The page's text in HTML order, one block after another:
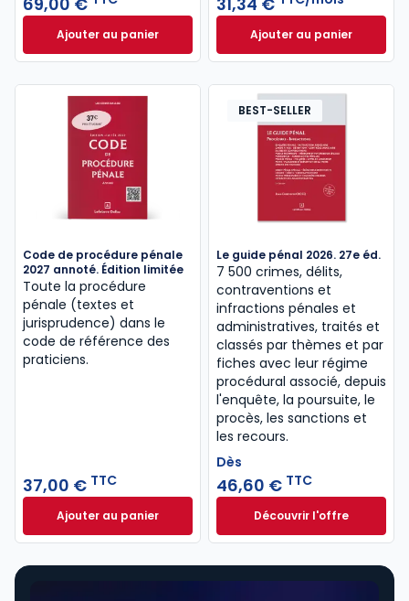
infractions et les règles relatives aux sanctions
pénales, pouvant aller jusqu’à la privation de liberté,
lorsqu’une personne est poursuivie dans le cadre
d’une procédure judiciaire ou disciplinaire,
notamment pour des infractions à caractère sexuel
ou de grande criminalité.
Voir toutes les sources spécial CRFPA,droit pénal,
procédure pénale
Ajouter au panierCode pénal 2027, annoté à 69,00 € TTC
Ajouter au panierAJ Pénal à 31,34 €
Code de procédure pénale
2027 annoté. Édition limitée
Toute la procédure
pénale (textes et
jurisprudence) dans le
code de référence des
praticiens.
37,00 € TTC
Ajouter au panierCode de procédure pénale 2027 annoté. Édition
BEST-SELLER
Le guide pénal 2026. 27e éd.
7 500 crimes, délits,
contraventions et
infractions pénales et
administratives, traités et
classés par thèmes et par
fiches avec leur régime
procédural associé, depuis
l'enquête, la poursuite, le
procès, les sanctions et
les recours.
Dès
46,60 € TTC
Découvrir l'offre
Le guide pénal
Dès